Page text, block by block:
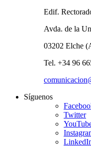
Edif.
Avda. de la
03202 Elche
Tel. +34 96
Síguenos
Twitter